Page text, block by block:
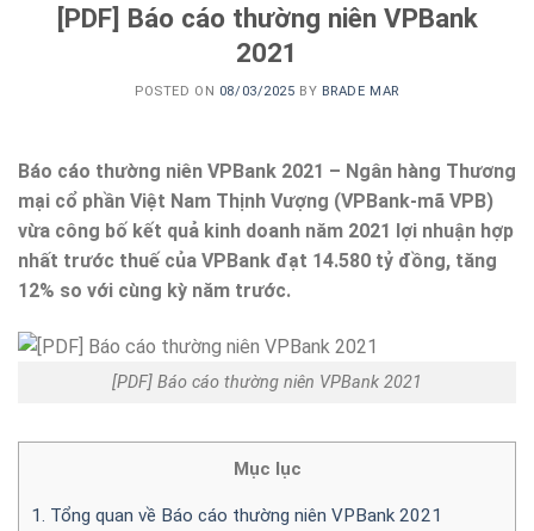
[PDF] Báo cáo thường niên VPBank
2021
POSTED ON 08/03/2025 BY BRADE MAR
Báo cáo thường niên VPBank 2021 – Ngân hàng Thương
mại cổ phần Việt Nam Thịnh Vượng (VPBank-mã VPB)
vừa công bố kết quả kinh doanh năm 2021 lợi nhuận hợp
nhất trước thuế của VPBank đạt 14.580 tỷ đồng, tăng
12% so với cùng kỳ năm trước.
[PDF] Báo cáo thường niên VPBank 2021
Mục lục
1. Tổng quan về Báo cáo thường niên VPBank 2021